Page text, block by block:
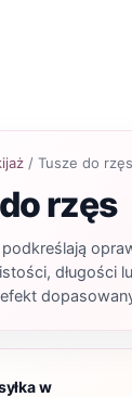
/ Tusze do rzęs
rzęs
długości
w